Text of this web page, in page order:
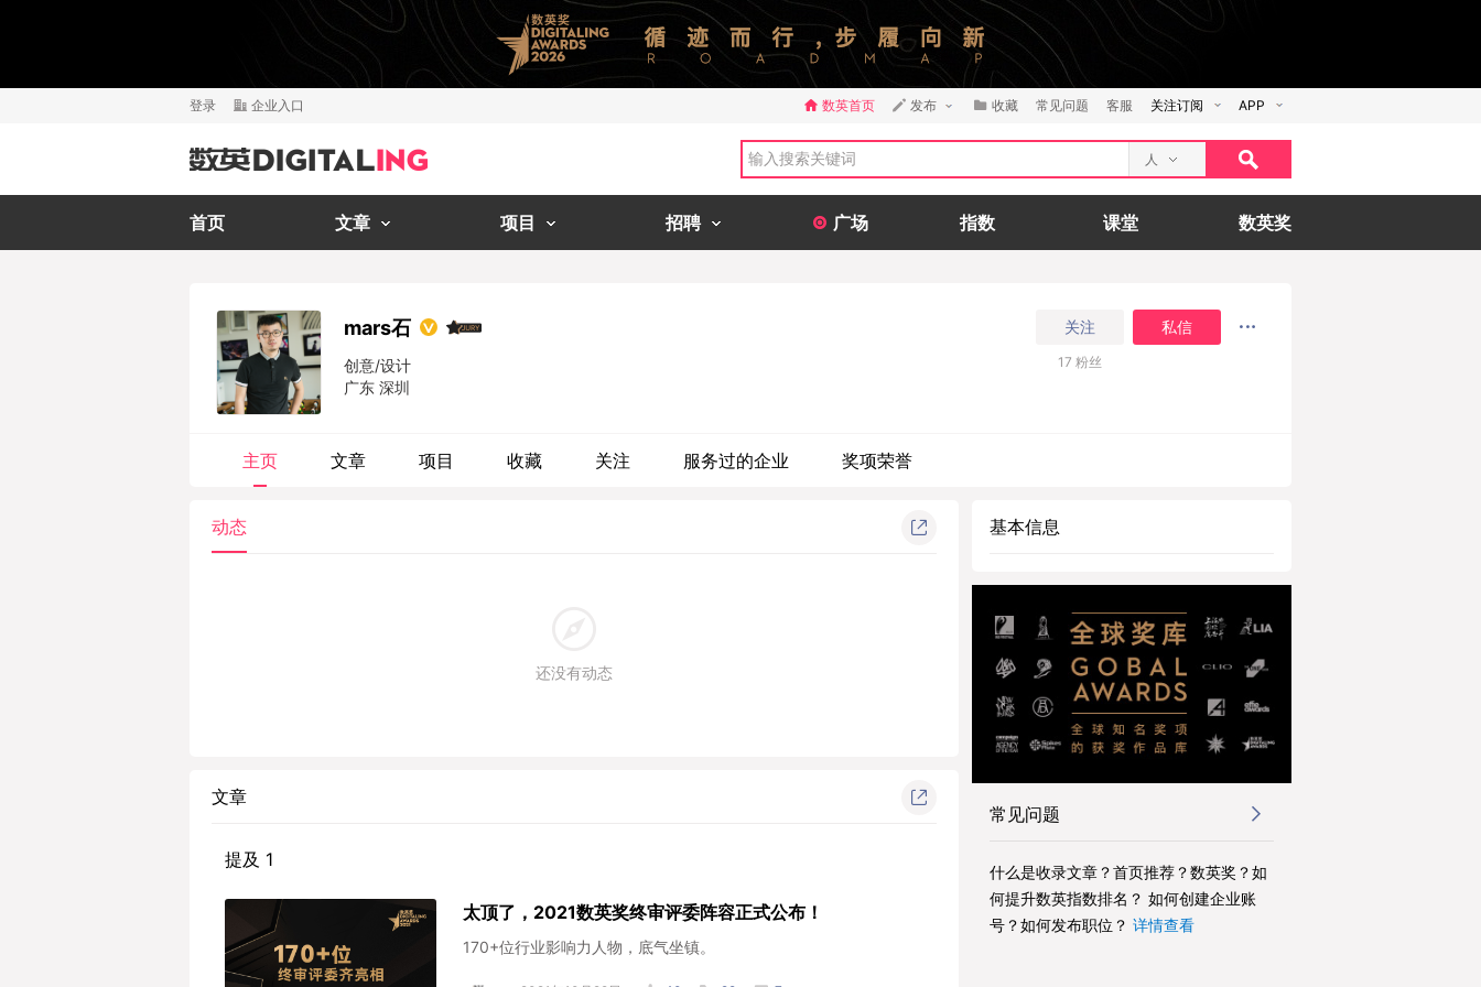
登录 企业入口 数英首页 发布 收藏 常见问题 客服 关注订阅 APP
人
首页 文章 项目 招聘 广场 指数 课堂 数英奖
mars石
创意/设计
广东 深圳
关注 私信
17 粉丝
主页 文章 项目 收藏 关注 服务过的企业 奖项荣誉
动态
还没有动态
文章
提及 1
太顶了，2021数英奖终审评委阵容正式公布！
170+位行业影响力人物，底气坐镇。
基本信息
常见问题
什么是收录文章？首页推荐？数英奖？如
何提升数英指数排名？ 如何创建企业账
号？如何发布职位？ 详情查看